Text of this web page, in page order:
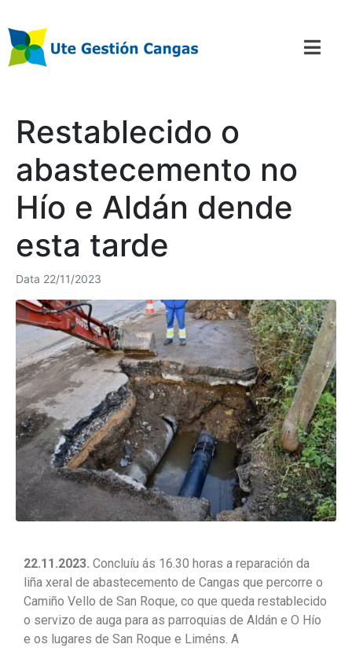
Restablecido o
abastecemento no
Hío e Aldán dende
esta tarde
Data 22/11/2023
22.11.2023. Concluíu ás 16.30 horas a reparación da
liña xeral de abastecemento de Cangas que percorre o
Camiño Vello de San Roque, co que queda restablecido
o servizo de auga para as parroquias de Aldán e O Hío
e os lugares de San Roque e Liméns. A